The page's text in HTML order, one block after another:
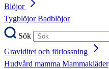
Blöjor
TygblöjorBadblöjor
Sök
Graviditet och förlossning
Hudvård mamma Mammakläder